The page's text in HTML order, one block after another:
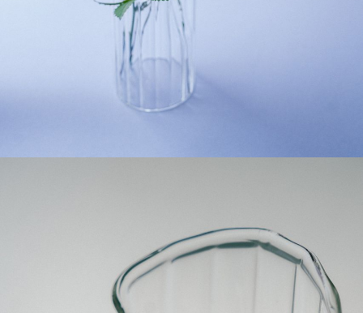
きな時に好きな花をご注文いただけます。
Q. 配送できないエリアはありますか？
ただいま沖縄・離島エリアへの配送には対応しておりませ
ん。ご了承ください。
Q. 配送日時は指定できますか？
お花をベストなタイミングで発送しているため、お届け日の